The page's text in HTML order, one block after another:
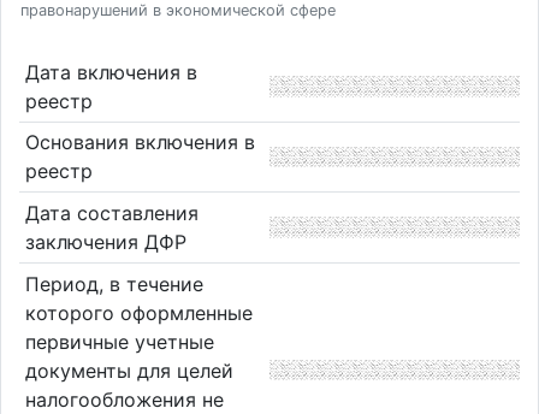
правонарушений в экономической сфере
Дата включения в
реестр
Основания включения в
реестр
Дата составления
заключения ДФР
Период, в течение
которого оформленные
первичные учетные
документы для целей
налогообложения не